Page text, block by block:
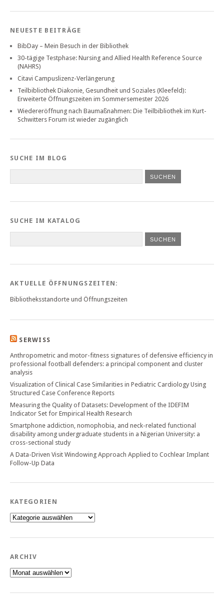
NEUESTE BEITRÄGE
BibDay – Mein Besuch in der Bibliothek
30-tägige Testphase: Nursing and Allied Health Reference Source
(NAHRS)
Citavi Campuslizenz-Verlängerung
Teilbibliothek Diakonie, Gesundheit und Soziales (Kleefeld):
Erweiterte Öffnungszeiten im Sommersemester 2026
Wiedereröffnung nach Baumaßnahmen: Die Teilbibliothek im Kurt-
Schwitters Forum ist wieder zugänglich
SUCHE IM BLOG
SUCHE IM KATALOG
SUCHEN
AKTUELLE ÖFFNUNGSZEITEN:
Bibliotheksstandorte und Öffnungszeiten
SERWISS
Anthropometric and motor-fitness signatures of defensive efficiency in
professional football defenders: a principal component and cluster
analysis
Visualization of Clinical Case Similarities in Pediatric Cardiology Using
Structured Case Conference Reports
Measuring the Quality of Datasets: Development of the IDEFIM
Indicator Set for Empirical Health Research
Smartphone addiction, nomophobia, and neck-related functional
disability among undergraduate students in a Nigerian University: a
cross-sectional study
A Data-Driven Visit Windowing Approach Applied to Cochlear Implant
Follow-Up Data
KATEGORIEN
Kategorien
ARCHIV
Archiv